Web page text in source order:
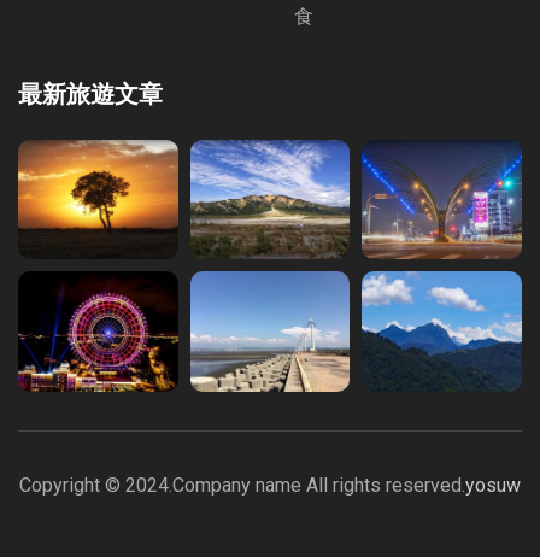
最新旅遊文章
食
Copyright © 2024.Company name All rights reserved.yosuw